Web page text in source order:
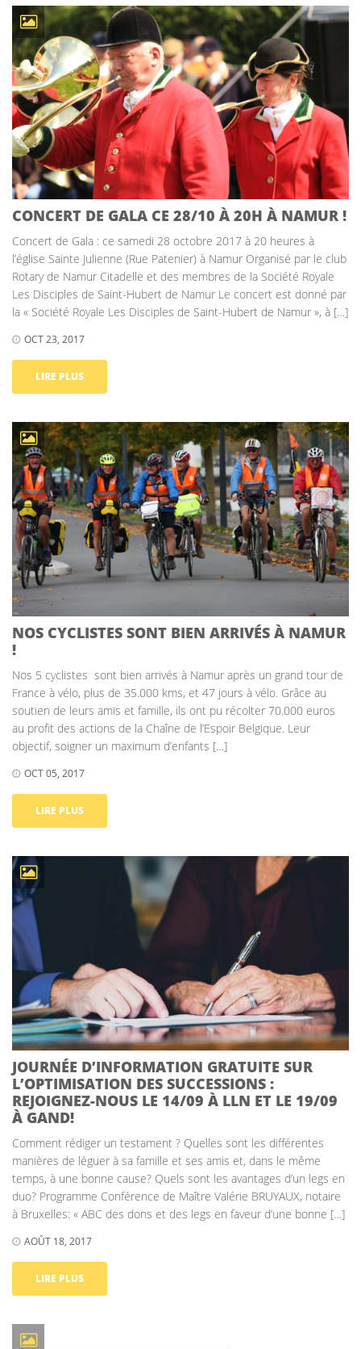
CONCERT DE GALA CE 28/10 À 20H À NAMUR !
Concert de Gala : ce samedi 28 octobre 2017 à 20 heures à
l’église Sainte Julienne (Rue Patenier) à Namur Organisé par le club
Rotary de Namur Citadelle et des membres de la Société Royale
Les Disciples de Saint-Hubert de Namur Le concert est donné par
la « Société Royale Les Disciples de Saint-Hubert de Namur », à […]
OCT 23, 2017
LIRE PLUS
NOS CYCLISTES SONT BIEN ARRIVÉS À NAMUR
!
Nos 5 cyclistes sont bien arrivés à Namur après un grand tour de
France à vélo, plus de 35.000 kms, et 47 jours à vélo. Grâce au
soutien de leurs amis et famille, ils ont pu récolter 70.000 euros
au profit des actions de la Chaîne de l’Espoir Belgique. Leur
objectif, soigner un maximum d’enfants […]
OCT 05, 2017
LIRE PLUS
JOURNÉE D’INFORMATION GRATUITE SUR
L’OPTIMISATION DES SUCCESSIONS :
REJOIGNEZ-NOUS LE 14/09 À LLN ET LE 19/09
À GAND!
Comment rédiger un testament ? Quelles sont les différentes
manières de léguer à sa famille et ses amis et, dans le même
temps, à une bonne cause? Quels sont les avantages d’un legs en
duo? Programme Conférence de Maître Valérie BRUYAUX, notaire
à Bruxelles: « ABC des dons et des legs en faveur d’une bonne […]
AOÛT 18, 2017
LIRE PLUS